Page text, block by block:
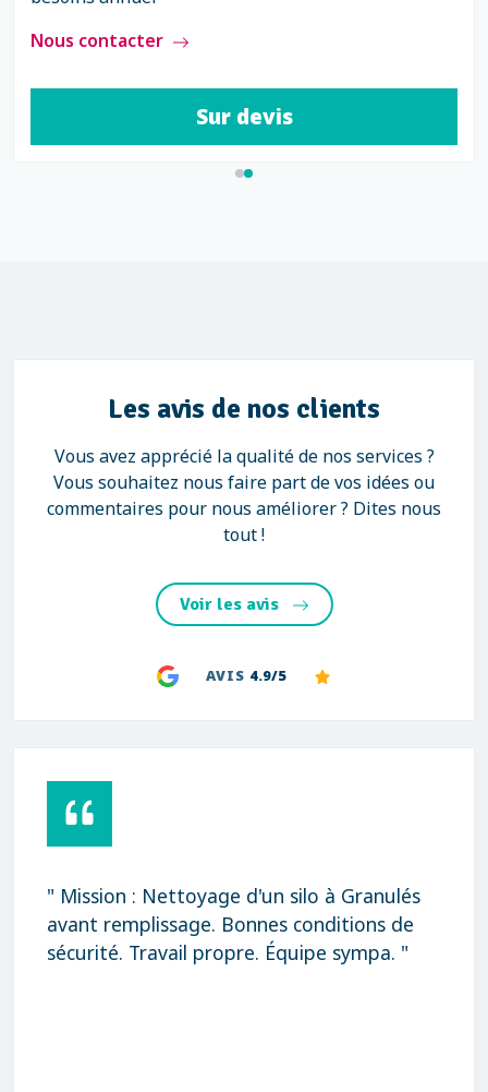
Nous contacter
Sur devis
Les avis de nos clients
Vous avez apprécié la qualité de nos services ?
Vous souhaitez nous faire part de vos idées ou
commentaires pour nous améliorer ? Dites nous
tout !
Voir les avis
AVIS 4.9/5
" Mission : Nettoyage d'un silo à Granulés
avant remplissage. Bonnes conditions de
sécurité. Travail propre. Équipe sympa. "